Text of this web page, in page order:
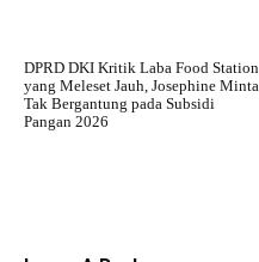
DPRD DKI Kritik Laba Food Station
yang Meleset Jauh, Josephine Minta
Tak Bergantung pada Subsidi
Pangan 2026